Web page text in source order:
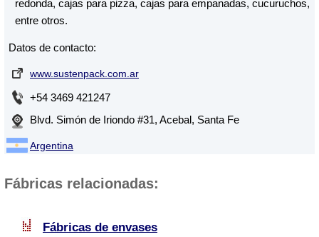
redonda, cajas para pizza, cajas para empanadas, cucuruchos,
entre otros.
Datos de contacto:
www.sustenpack.com.ar
+54 3469 421247
Blvd. Simón de Iriondo #31, Acebal, Santa Fe
Argentina
Fábricas relacionadas:
Fábricas de envases